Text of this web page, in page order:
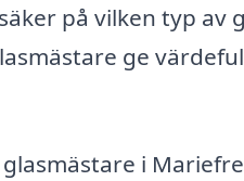
på vilken typ av
ge
i